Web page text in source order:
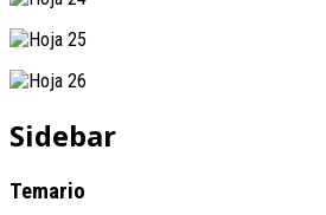
Sidebar
Temario